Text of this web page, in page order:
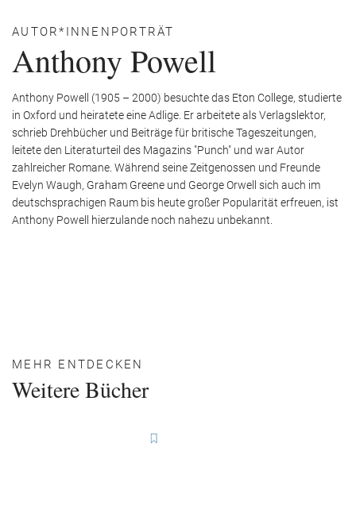
AUTOR*INNENPORTRÄT
Anthony Powell
Anthony Powell (1905 – 2000) besuchte das Eton College, studierte
in Oxford und heiratete eine Adlige. Er arbeitete als Verlagslektor,
schrieb Drehbücher und Beiträge für britische Tageszeitungen,
leitete den Literaturteil des Magazins "Punch" und war Autor
zahlreicher Romane. Während seine Zeitgenossen und Freunde
Evelyn Waugh, Graham Greene und George Orwell sich auch im
deutschsprachigen Raum bis heute großer Popularität erfreuen, ist
Anthony Powell hierzulande noch nahezu unbekannt.
MEHR ENTDECKEN
Weitere Bücher